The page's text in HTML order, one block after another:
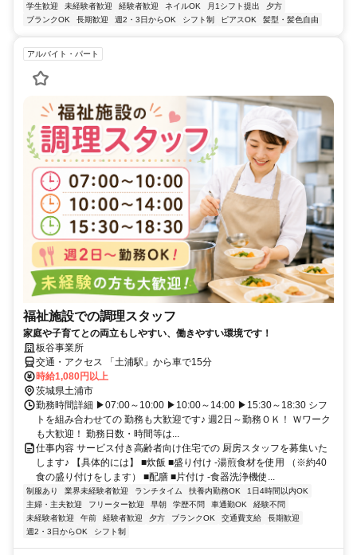
学生歓迎
未経験者歓迎 経験者歓迎 ネイルOK 月1シフト提出
夕方
ブランクOK
長期歓迎 週2・3日からOK シフト制 ピアスOK 髪型・髪色自由
アルバイト・パート
福祉施設での調理スタッフ
家庭や子育てとの両立もしやすい、働きやすい環境です！
板谷事業所
交通・アクセス 「土浦駅」から車で15分
時給1,080円以上
茨城県土浦市
勤務時間詳細 ▶07:00～10:00 ▶10:00～14:00 ▶15:30～18:30 シフ
トを組み合わせての 勤務も大歓迎です♪ 週2日～勤務ＯＫ！ Ｗワーク
も大歓迎！ 勤務日数・時間等は...
仕事内容 サービス付き高齢者向け住宅での 厨房スタッフを募集いた
します♪ 【具体的には】 ■炊飯 ■盛り付け -湯煎食材を使用 （※約40
食の盛り付けをします） ■配膳 ■片付け -食器洗浄機使...
制服あり 業界未経験者歓迎 ランチタイム 扶養内勤務OK
1日4時間以内OK
主婦・主夫歓迎
フリーター歓迎 早朝 学歴不問 車通勤OK
経験不問
未経験者歓迎
午前 経験者歓迎 夕方 ブランクOK 交通費支給
長期歓迎
週2・3日からOK
シフト制